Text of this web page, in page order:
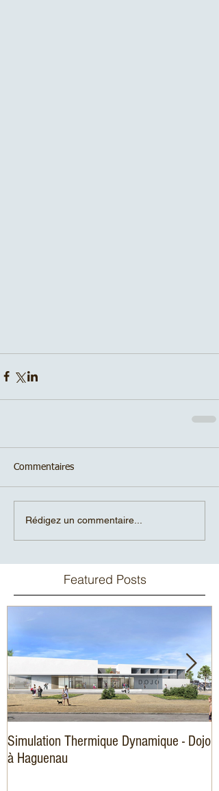
Commentaires
Rédigez un commentaire...
Featured Posts
Simulation Thermique Dynamique - Dojo
à Haguenau